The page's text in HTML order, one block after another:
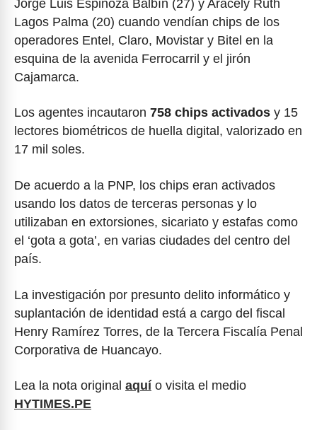
Jorge Luis Espinoza Balbín (27) y Aracely Ruth
Lagos Palma (20) cuando vendían chips de los
operadores Entel, Claro, Movistar y Bitel en la
esquina de la avenida Ferrocarril y el jirón
Cajamarca.
Los agentes incautaron 758 chips activados y 15
lectores biométricos de huella digital, valorizado en
17 mil soles.
De acuerdo a la PNP, los chips eran activados
usando los datos de terceras personas y lo
utilizaban en extorsiones, sicariato y estafas como
el ‘gota a gota’, en varias ciudades del centro del
país.
La investigación por presunto delito informático y
suplantación de identidad está a cargo del fiscal
Henry Ramírez Torres, de la Tercera Fiscalía Penal
Corporativa de Huancayo.
Lea la nota original aquí o visita el medio
HYTIMES.PE